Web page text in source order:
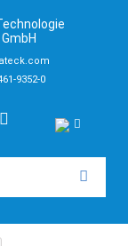
9352-0